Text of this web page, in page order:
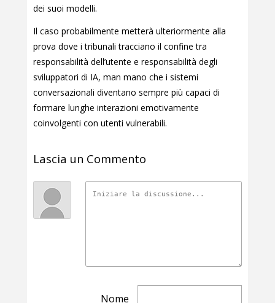
dei suoi modelli.
Il caso probabilmente metterà ulteriormente alla
prova dove i tribunali tracciano il confine tra
responsabilità dell’utente e responsabilità degli
sviluppatori di IA, man mano che i sistemi
conversazionali diventano sempre più capaci di
formare lunghe interazioni emotivamente
coinvolgenti con utenti vulnerabili.
Lascia un Commento
Nome